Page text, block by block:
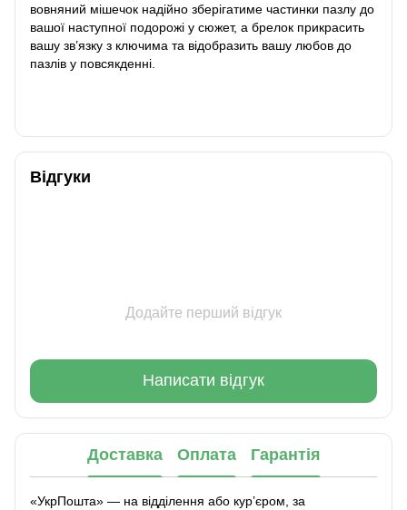
вовняний мішечок надійно зберігатиме частинки пазлу до
вашої наступної подорожі у сюжет, а брелок прикрасить
вашу зв’язку з ключима та відобразить вашу любов до
пазлів у повсякденні.
Відгуки
Додайте перший відгук
Написати відгук
Доставка Оплата Гарантія
«УкрПошта» — на відділення або курʼєром, за